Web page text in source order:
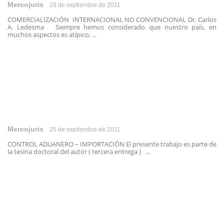
Mercojuris 28 de septiembre de 2011
COMERCIALIZACIÓN INTERNACIONAL NO CONVENCIONAL Dr. Carlos
A. Ledesma Siempre hemos considerado que nuestro país, en
muchos aspectos es atípico, ...
Mercojuris 25 de septiembre de 2011
CONTROL ADUANERO – IMPORTACIÓN El presente trabajo es parte de
la tesina doctoral del autor ( tercera entrega ) ...